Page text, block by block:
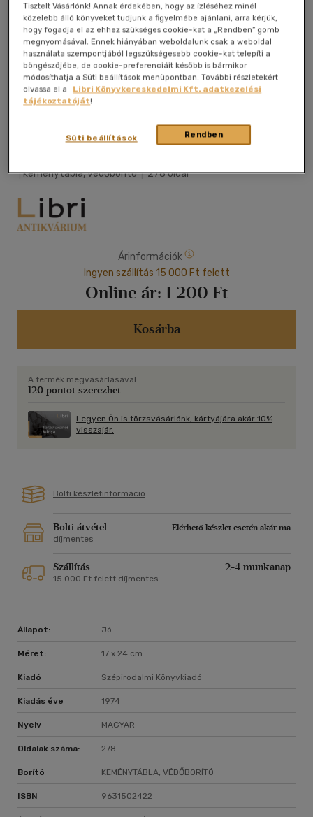
Kívánságlistához adom
|keménytábla, védőborító|278 oldal
Árinformációk
Ingyen szállítás 15 000 Ft felett
Online ár: 1 200 Ft
Kosárba
A termék megvásárlásával
120 pontot szerezhet
Legyen Ön is törzsvásárlónk, kártyájára akár 10%
visszajár.
Bolti készletinformáció
Bolti átvétel
Elérhető készlet esetén akár ma
díjmentes
Szállítás 2-4 munkanap
15 000 Ft felett díjmentes
Állapot: Jó
Méret: 17 x 24 cm
Kiadó Szépirodalmi Könyvkiadó
Kiadás éve 1974
Nyelv MAGYAR
Oldalak száma: 278
Borító KEMÉNYTÁBLA, VÉDŐBORÍTÓ
ISBN 9631502422
Tisztelt Vásárlónk! Annak érdekében, hogy az ízléséhez minél
közelebb álló könyveket tudjunk a figyelmébe ajánlani, arra kérjük,
hogy fogadja el az ehhez szükséges cookie-kat a „Rendben” gomb
megnyomásával. Ennek hiányában weboldalunk csak a weboldal
használata szempontjából legszükségesebb cookie-kat telepíti a
böngészőjébe, de cookie-preferenciáit később is bármikor
módosíthatja a Süti beállítások menüpontban. További részletekért
olvassa el a
Libri Könyvkereskedelmi Kft. adatkezelési
tájékoztatóját!
Rendben
Süti beállítások